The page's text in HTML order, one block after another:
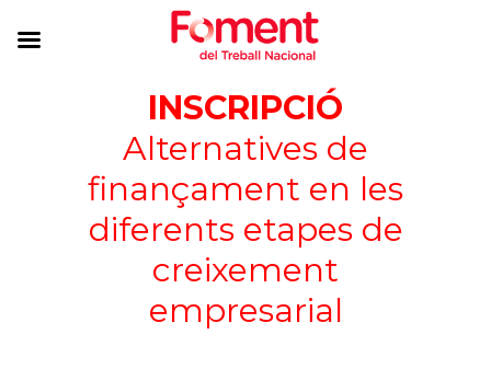
INSCRIPCIÓ
Alternatives de
finançament en les
diferents etapes de
creixement
empresarial